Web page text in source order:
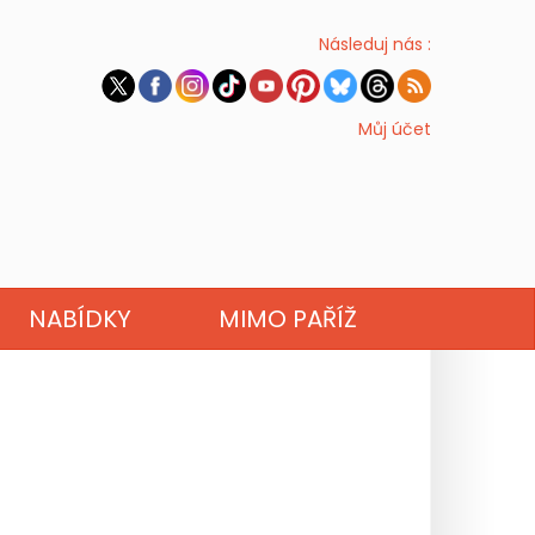
Následuj nás :
Můj účet
NABÍDKY MIMO PAŘÍŽ